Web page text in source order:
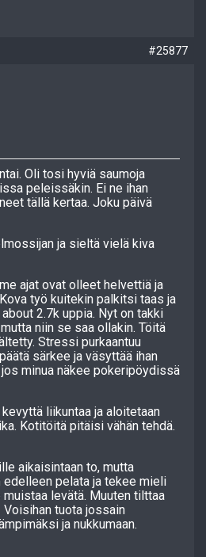
#25877
Oli tosi hyviä saumoja
peleissäkin. Ei ne ihan
tällä kertaa. Joku päivä
ja sieltä vielä kiva
ajat ovat olleet helvettiä ja
työ kuitekin palkitsi taas ja
2.7k uppia. Nyt on takki
niin se saa ollakin. Töitä
Stressi purkaantuu
särkee ja väsyttää ihan
minua näkee pokeripöydissä
liikuntaa ja aloitetaan
Kotitöitä pitäisi vähän tehdä.
aikaisintaan to, mutta
edelleen pelata ja tekee mieli
levätä. Muuten tilttaa
Voisihan tuota jossain
ja nukkumaan.